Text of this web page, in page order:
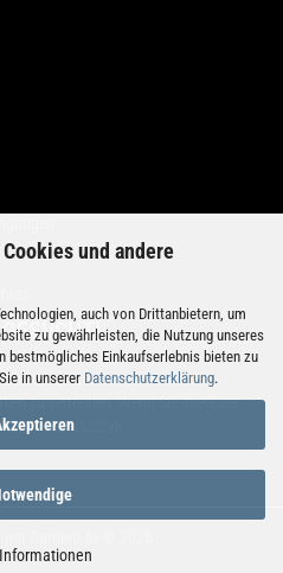
und andere
auch von Drittanbietern, um
zu gewährleisten, die Nutzung unseres
bestmögliches Einkaufserlebnis bieten zu
in unserer Datenschutzerklärung.
Ländern, die daran
zu vertreiben. Wenn Sie Interesse
Maruszczyk: